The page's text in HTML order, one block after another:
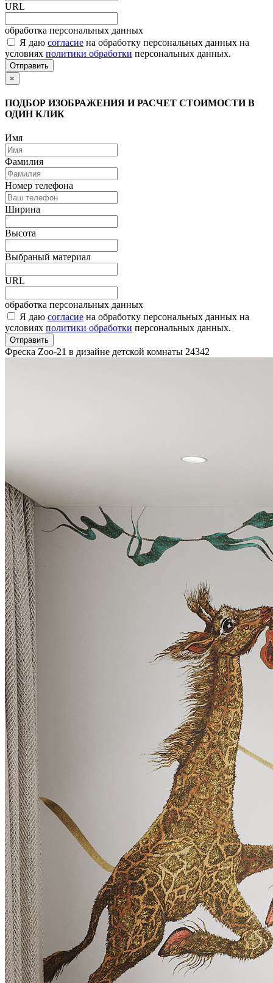
URL
обработка персональных данных
Я даю согласие на обработку персональных данных на
условиях политики обработки персональных данных.
Отправить
×
ПОДБОР ИЗОБРАЖЕНИЯ И РАСЧЕТ СТОИМОСТИ В
ОДИН КЛИК
Имя
Фамилия
Номер телефона
Ширина
Высота
Выбраный материал
URL
обработка персональных данных
Я даю согласие на обработку персональных данных на
условиях политики обработки персональных данных.
Отправить
Фреска Zoo-21 в дизайне детской комнаты 24342